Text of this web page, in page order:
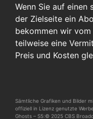
Wenn Sie auf einen
der Zielseite ein
bekommen wir
teilweise eine
Preis und Kosten
Sämtliche Grafiken und Bilder
offiziell in Lizenz genutzte
Ghosts – S5:© 2025 CBS